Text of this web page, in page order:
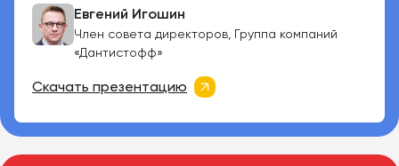
Евгений Игошин
Член совета директоров, Группа компаний
«Дантистофф»
Скачать презентацию